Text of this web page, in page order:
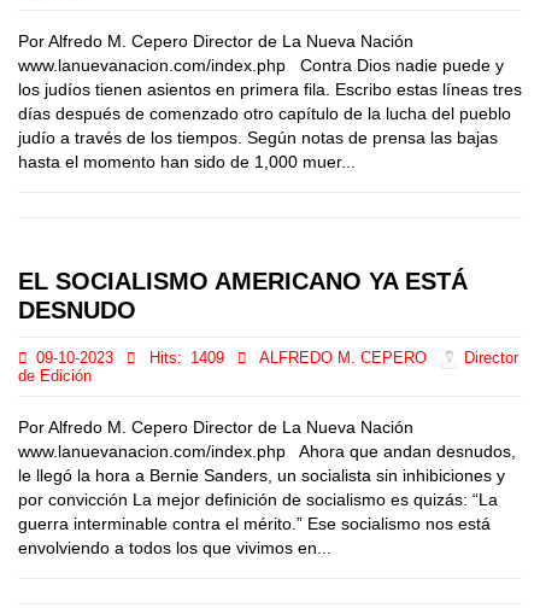
Por Alfredo M. Cepero Director de La Nueva Nación
www.lanuevanacion.com/index.php Contra Dios nadie puede y
los judíos tienen asientos en primera fila. Escribo estas líneas tres
días después de comenzado otro capítulo de la lucha del pueblo
judío a través de los tiempos. Según notas de prensa las bajas
hasta el momento han sido de 1,000 muer...
EL SOCIALISMO AMERICANO YA ESTÁ
DESNUDO
09-10-2023 Hits: 1409 ALFREDO M. CEPERO
Director
de Edición
Por Alfredo M. Cepero Director de La Nueva Nación
www.lanuevanacion.com/index.php Ahora que andan desnudos,
le llegó la hora a Bernie Sanders, un socialista sin inhibiciones y
por convicción La mejor definición de socialismo es quizás: “La
guerra interminable contra el mérito.” Ese socialismo nos está
envolviendo a todos los que vivimos en...